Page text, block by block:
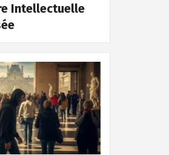
Intellectuelle